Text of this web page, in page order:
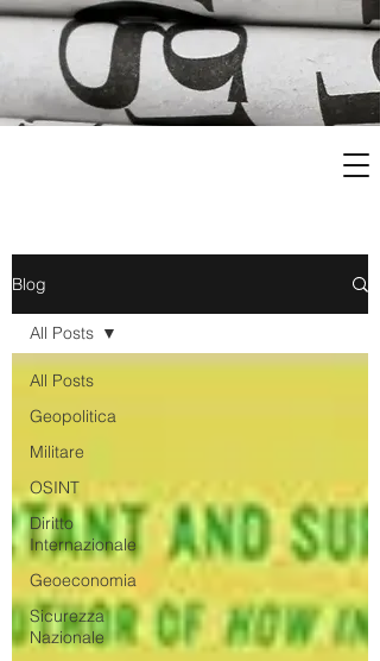
Blog
All Posts
Geopolitica
Militare
OSINT
Diritto
Internazionale
Geoeconomia
Sicurezza
Nazionale
All Posts